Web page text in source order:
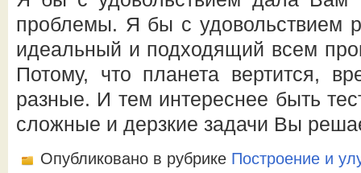
проблемы. Я бы с удовольствием
идеальный и подходящий всем
Потому, что планета вертится,
разные. И тем интереснее быть
сложные и дерзкие задачи Вы
Опубликовано в рубрике Построение и